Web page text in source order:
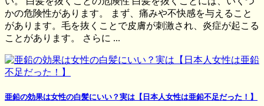
かの危険性があります。 まず、痛みや不快感を与えること
があります。毛を抜くことで皮膚が刺激され、炎症が起こる
ことがあります。 さらに ...
亜鉛の効果は女性の白髪にいい？実は【日本人女性は亜鉛不足だった！】